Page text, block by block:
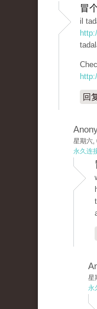
冒
il
回
星期六,
永久连
星
永